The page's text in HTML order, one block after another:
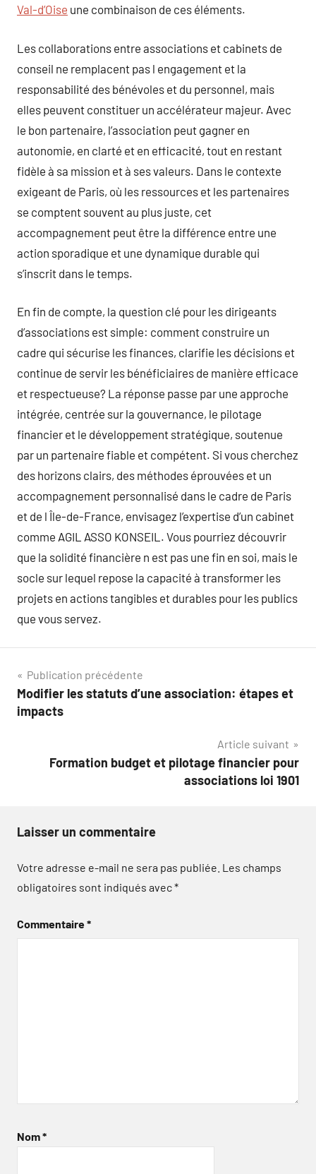
Val-d’Oise une combinaison de ces éléments.
Les collaborations entre associations et cabinets de
conseil ne remplacent pas l engagement et la
responsabilité des bénévoles et du personnel, mais
elles peuvent constituer un accélérateur majeur. Avec
le bon partenaire, l’association peut gagner en
autonomie, en clarté et en efficacité, tout en restant
fidèle à sa mission et à ses valeurs. Dans le contexte
exigeant de Paris, où les ressources et les partenaires
se comptent souvent au plus juste, cet
accompagnement peut être la différence entre une
action sporadique et une dynamique durable qui
s’inscrit dans le temps.
En fin de compte, la question clé pour les dirigeants
d’associations est simple: comment construire un
cadre qui sécurise les finances, clarifie les décisions et
continue de servir les bénéficiaires de manière efficace
et respectueuse? La réponse passe par une approche
intégrée, centrée sur la gouvernance, le pilotage
financier et le développement stratégique, soutenue
par un partenaire fiable et compétent. Si vous cherchez
des horizons clairs, des méthodes éprouvées et un
accompagnement personnalisé dans le cadre de Paris
et de l Île-de-France, envisagez l’expertise d’un cabinet
comme AGIL ASSO KONSEIL. Vous pourriez découvrir
que la solidité financière n est pas une fin en soi, mais le
socle sur lequel repose la capacité à transformer les
projets en actions tangibles et durables pour les publics
que vous servez.
Navigation
de
Publication précédente
Modifier les statuts d’une association: étapes et
impacts
Article suivant
Formation budget et pilotage financier pour
associations loi 1901
Laisser un commentaire
Votre adresse e-mail ne sera pas publiée. Les champs
obligatoires sont indiqués avec*
Commentaire*
Nom*